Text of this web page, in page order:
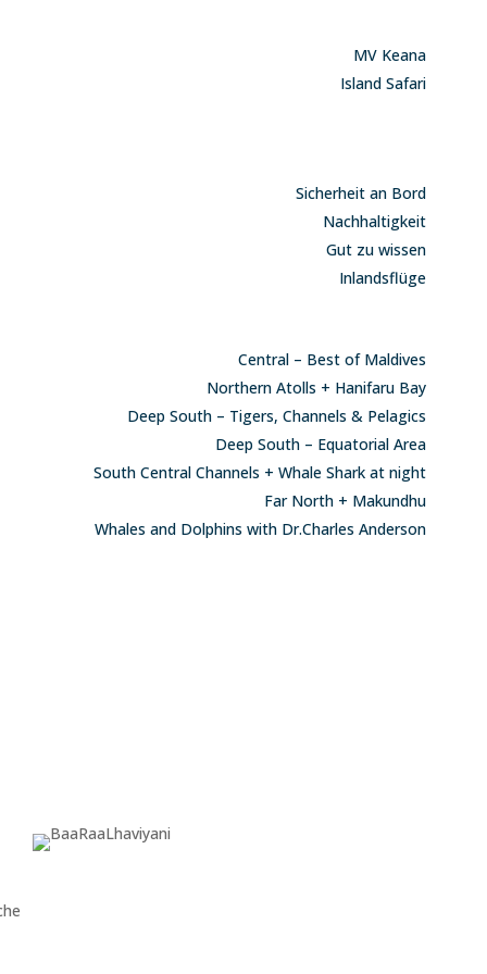
MV Keana
Island Safari
Sicherheit an Bord
Nachhaltigkeit
Gut zu wissen
Inlandsflüge
Central – Best of Maldives
Northern Atolls + Hanifaru Bay
Deep South – Tigers, Channels & Pelagics
Deep South – Equatorial Area
South Central Channels + Whale Shark at night
Far North + Makundhu
Whales and Dolphins with Dr.Charles Anderson